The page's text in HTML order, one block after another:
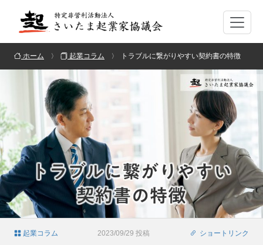
ホーム 起業コラム トラブルに繋がりやすい契約書の特徴
起業コラム 2023/09/29 投稿 ショートリンク